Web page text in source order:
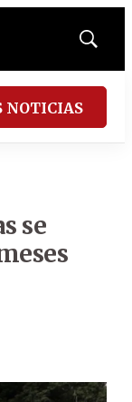
Mostrar
NOTICIAS
se